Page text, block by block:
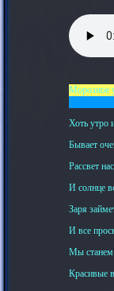
Морозное
Хоть утро
Бывает
Рассвет
И солнце
Заря
И все
Мы
Красивые